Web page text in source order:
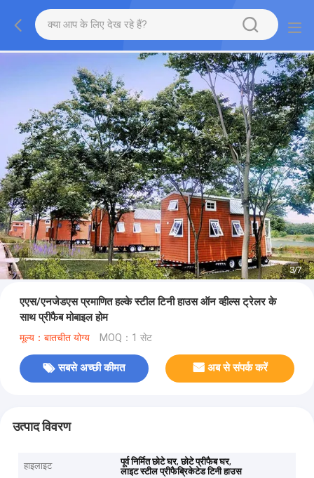
3/7
एएस/एनजेडएस प्रमाणित हल्के स्टील टिनी हाउस ऑन व्हील्स ट्रेलर के
साथ प्रीफैब मोबाइल होम
मूल्य：बातचीत योग्य MOQ：1 सेट
सबसे अच्छी कीमत अब से संपर्क करें
उत्पाद विवरण
हाइलाइट पूर्व निर्मित छोटे घर,छोटे प्रीफैब घर,
लाइट स्टील प्रीफैब्रिकेटेड टिनी हाउस